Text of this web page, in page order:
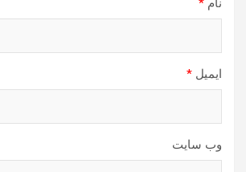
نام *
ایمیل *
وب‌ سایت